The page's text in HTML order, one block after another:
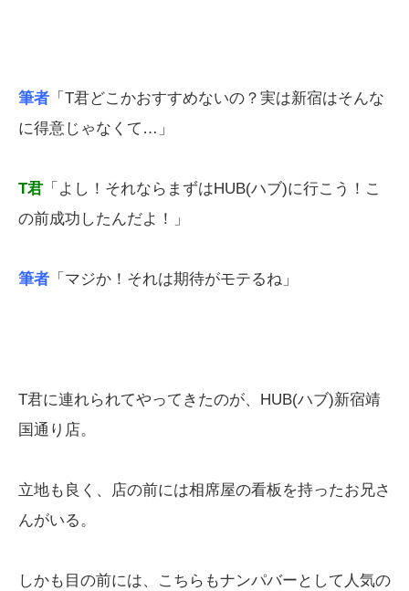
筆者 「T君どこかおすすめないの？実は新宿はそんな
に得意じゃなくて…」
T君 「よし！それならまずはHUB(ハブ)に行こう！こ
の前成功したんだよ！」
筆者 「マジか！それは期待がモテるね」
T君に連れられてやってきたのが、HUB(ハブ)新宿靖
国通り店。
立地も良く、店の前には相席屋の看板を持ったお兄さ
んがいる。
しかも目の前には、こちらもナンパバーとして人気の